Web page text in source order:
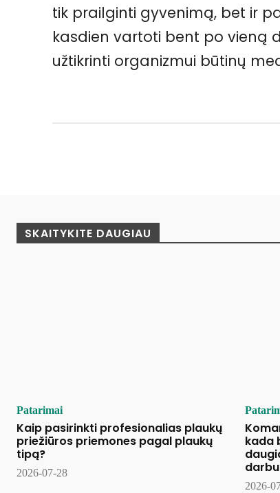
tik prailginti gyvenimą, bet ir
kasdien vartoti bent po vieną
užtikrinti organizmui būtinų
SKAITYKITE DAUGIAU
Patarimai
Kaip pasirinkti profesionalias plaukų
priežiūros priemones pagal plaukų
tipą?
2026-07-28
kada
2026-